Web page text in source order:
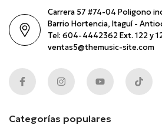
Carrera 57 #74-04 Poligono
Barrio Hortencia, Itaguí -
Tel: 604-4442362 Ext. 122 y
ventas5@themusic-site.com
Categorías populares